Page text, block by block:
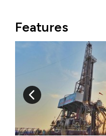
Features